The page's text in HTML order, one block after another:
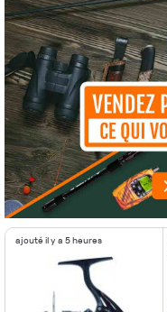
ajouté il y a 5 heures